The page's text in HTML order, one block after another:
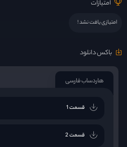
امتیازات
امتیازی یافت نشد !
باکس دانلود
هاردساب فارسی
قسمت 1
قسمت 2